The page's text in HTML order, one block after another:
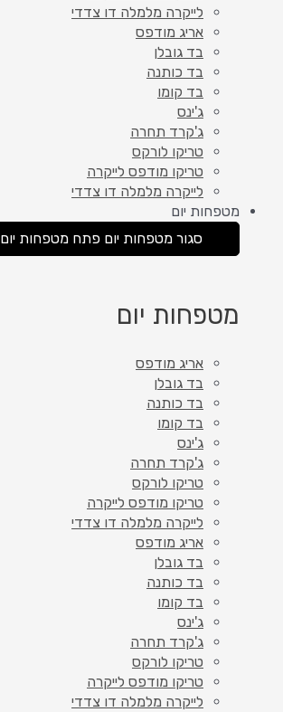
לייקרה מלמלה דו צדדי
אריג מודפס
בד גובלן
בד כותנה
בד קומו
ג'ינס
ג'קרד תחרה
טריקו לורקס
טריקו מודפס לייקרה
לייקרה מלמלה דו צדדי
מטפחות יום
סגור מטפחות יום פתח מטפחות יום
מטפחות יום
אריג מודפס
בד גובלן
בד כותנה
בד קומו
ג'ינס
ג'קרד תחרה
טריקו לורקס
טריקו מודפס לייקרה
לייקרה מלמלה דו צדדי
אריג מודפס
בד גובלן
בד כותנה
בד קומו
ג'ינס
ג'קרד תחרה
טריקו לורקס
טריקו מודפס לייקרה
לייקרה מלמלה דו צדדי